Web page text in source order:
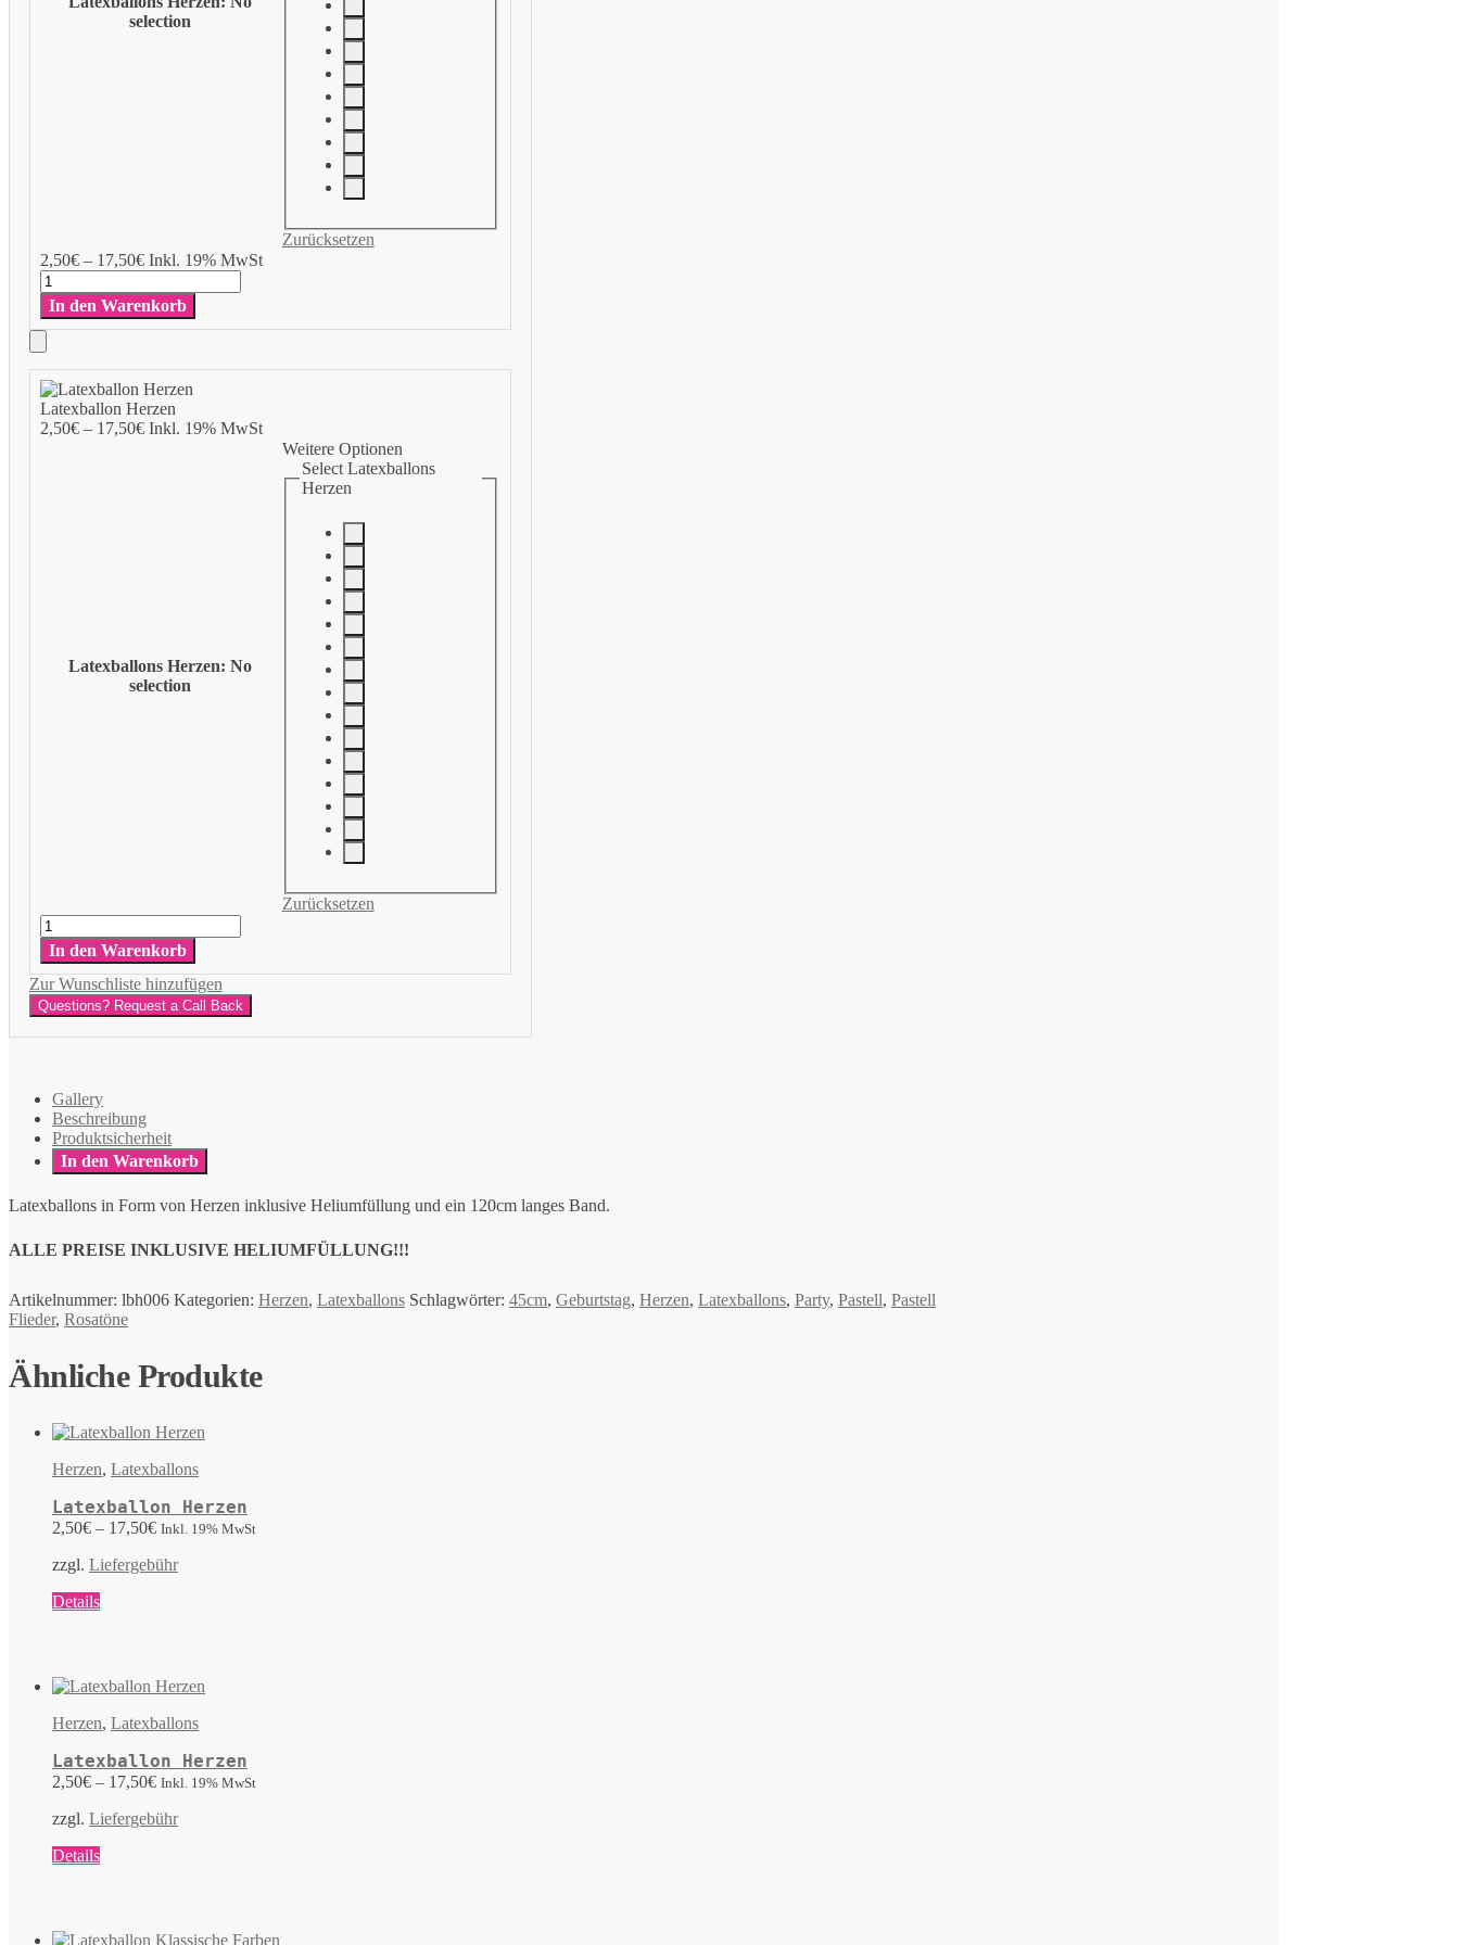
Add
to
Cart
2,50€– 17,50€Inkl. 19% MwSt
selection
Zurücksetzen
Latexballon
Herzen
Menge
In den Warenkorb
Add
to
Cart
Latexballon Herzen
2,50€– 17,50€Inkl. 19% MwSt
Latexballons Herzen: No
selection
Weitere Optionen
Select Latexballons
Herzen
Zurücksetzen
Latexballon
Herzen
Menge
In den Warenkorb
Zur Wunschliste hinzufügen
Questions? Request a Call Back
Gallery
Beschreibung
Produktsicherheit
In den Warenkorb
Latexballons in Form von Herzen inklusive Heliumfüllung und ein 120cm langes Band.
ALLE PREISE INKLUSIVE HELIUMFÜLLUNG!!!
Artikelnummer: lbh006 Kategorien: Herzen, Latexballons Schlagwörter: 45cm, Geburtstag, Herzen, Latexballons, Party, Pastell, Pastell
Flieder, Rosatöne
Ähnliche Produkte
Herzen, Latexballons
Latexballon Herzen
2,50€ – 17,50€ Inkl. 19% MwSt
zzgl. Liefergebühr
DetailsDieses
Varianten
auf.
Die
Optionen
können
auf
Produktseite
werden
Herzen, Latexballons
Latexballon Herzen
2,50€ – 17,50€ Inkl. 19% MwSt
zzgl. Liefergebühr
DetailsDieses
Varianten